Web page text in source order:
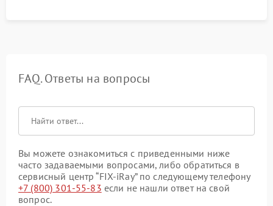
FAQ. Ответы на вопросы
Вы можете ознакомиться с приведенными ниже
часто задаваемыми вопросами, либо обратиться в
сервисный центр “FIX-iRay” по следующему телефону
+7 (800) 301-55-83 если не нашли ответ на свой
вопрос.